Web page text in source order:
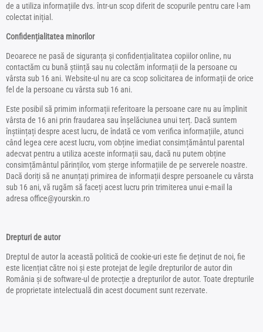
de a utiliza informațiile dvs. într-un scop diferit de scopurile pentru care l-am
colectat inițial.
Confidențialitatea minorilor
Deoarece ne pasă de siguranța și confidențialitatea copiilor online, nu
contactăm cu bună știință sau nu colectăm informații de la persoane cu
vârsta sub 16 ani. Website-ul nu are ca scop solicitarea de informații de orice
fel de la persoane cu vârsta sub 16 ani.
Este posibil să primim informații referitoare la persoane care nu au împlinit
vârsta de 16 ani prin fraudarea sau înșelăciunea unui terț. Dacă suntem
înștiințați despre acest lucru, de îndată ce vom verifica informațiile, atunci
când legea cere acest lucru, vom obține imediat consimțământul parental
adecvat pentru a utiliza aceste informații sau, dacă nu putem obține
consimțământul părinților, vom șterge informațiile de pe serverele noastre.
Dacă doriți să ne anunțați primirea de informații despre persoanele cu vârsta
sub 16 ani, vă rugăm să faceți acest lucru prin trimiterea unui e-mail la
adresa office@yourskin.ro
Drepturi de autor
Dreptul de autor la această politică de cookie-uri este fie deținut de noi, fie
este licențiat către noi și este protejat de legile drepturilor de autor din
România și de software-ul de protecție a drepturilor de autor. Toate drepturile
de proprietate intelectuală din acest document sunt rezervate.